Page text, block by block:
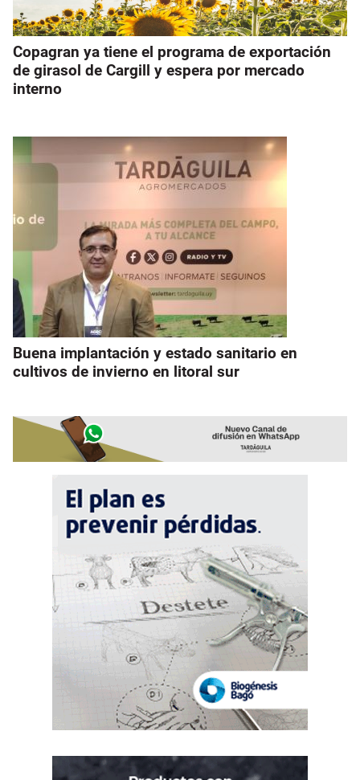
Copagran ya tiene el programa de exportación
de girasol de Cargill y espera por mercado
interno
Buena implantación y estado sanitario en
cultivos de invierno en litoral sur